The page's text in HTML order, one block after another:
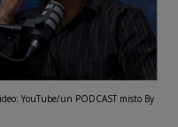
YouTube/un PODCAST misto By